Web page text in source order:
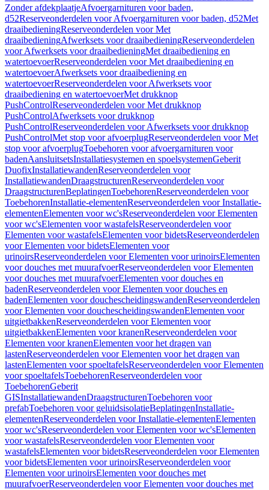
Zonder afdekplaatjeAfvoergarnituren voor baden,
d52Reserveonderdelen voor Afvoergarnituren voor baden, d52Met
draaibedieningReserveonderdelen voor Met
draaibedieningAfwerksets voor draaibedieningReserveonderdelen
voor Afwerksets voor draaibedieningMet draaibediening en
watertoevoerReserveonderdelen voor Met draaibediening en
watertoevoerAfwerksets voor draaibediening en
watertoevoerReserveonderdelen voor Afwerksets voor
draaibediening en watertoevoerMet drukknop
PushControlReserveonderdelen voor Met drukknop
PushControlAfwerksets voor drukknop
PushControlReserveonderdelen voor Afwerksets voor drukknop
PushControlMet stop voor afvoerplugReserveonderdelen voor Met
stop voor afvoerplugToebehoren voor afvoergarnituren voor
badenAansluitsetsInstallatiesystemen en spoelsystemenGeberit
DuofixInstallatiewandenReserveonderdelen voor
InstallatiewandenDraagstructurenReserveonderdelen voor
DraagstructurenBeplatingenToebehorenReserveonderdelen voor
ToebehorenInstallatie-elementenReserveonderdelen voor Installatie-
elementenElementen voor wc'sReserveonderdelen voor Elementen
voor wc'sElementen voor wastafelsReserveonderdelen voor
Elementen voor wastafelsElementen voor bidetsReserveonderdelen
voor Elementen voor bidetsElementen voor
urinoirsReserveonderdelen voor Elementen voor urinoirsElementen
voor douches met muurafvoerReserveonderdelen voor Elementen
voor douches met muurafvoerElementen voor douches en
badenReserveonderdelen voor Elementen voor douches en
badenElementen voor douchescheidingswandenReserveonderdelen
voor Elementen voor douchescheidingswandenElementen voor
uitgietbakkenReserveonderdelen voor Elementen voor
uitgietbakkenElementen voor kranenReserveonderdelen voor
Elementen voor kranenElementen voor het dragen van
lastenReserveonderdelen voor Elementen voor het dragen van
lastenElementen voor spoeltafelsReserveonderdelen voor Elementen
voor spoeltafelsToebehorenReserveonderdelen voor
ToebehorenGeberit
GISInstallatiewandenDraagstructurenToebehoren voor
prefabToebehoren voor geluidsisolatieBeplatingenInstallatie-
elementenReserveonderdelen voor Installatie-elementenElementen
voor wc'sReserveonderdelen voor Elementen voor wc'sElementen
voor wastafelsReserveonderdelen voor Elementen voor
wastafelsElementen voor bidetsReserveonderdelen voor Elementen
voor bidetsElementen voor urinoirsReserveonderdelen voor
Elementen voor urinoirsElementen voor douches met
muurafvoerReserveonderdelen voor Elementen voor douches met